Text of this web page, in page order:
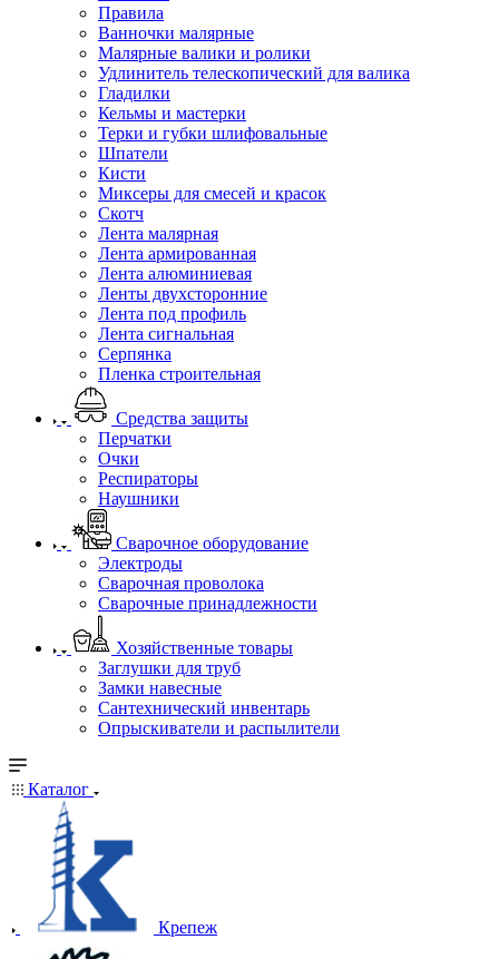
Правила
Ванночки малярные
Малярные валики и ролики
Удлинитель телескопический для валика
Гладилки
Кельмы и мастерки
Терки и губки шлифовальные
Шпатели
Кисти
Миксеры для смесей и красок
Скотч
Лента малярная
Лента армированная
Лента алюминиевая
Ленты двухсторонние
Лента под профиль
Лента сигнальная
Серпянка
Пленка строительная
Средства защиты
Перчатки
Очки
Респираторы
Наушники
Сварочное оборудование
Электроды
Сварочная проволока
Сварочные принадлежности
Хозяйственные товары
Заглушки для труб
Замки навесные
Сантехнический инвентарь
Опрыскиватели и распылители
Каталог
Крепеж